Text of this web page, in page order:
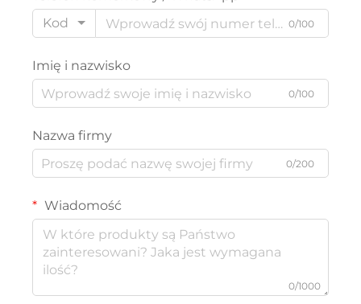
Kod
0/100
Imię i nazwisko
0/100
Nazwa firmy
0/200
Wiadomość
0/1000